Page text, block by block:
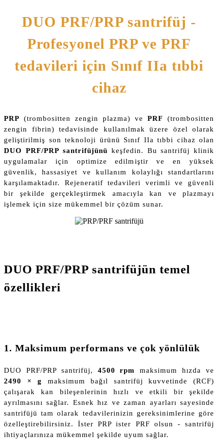
DUO PRF/PRP santrifüj -
Profesyonel PRP ve PRF
tedavileri için Sınıf IIa tıbbi
cihaz
PRP (trombositten zengin plazma) ve PRF (trombositten
zengin fibrin) tedavisinde kullanılmak üzere özel olarak
geliştirilmiş son teknoloji ürünü Sınıf IIa tıbbi cihaz olan
DUO
PRF/PRP santrifüjünü keşfedin. Bu santrifüj klinik
uygulamalar için optimize edilmiştir ve en yüksek
güvenlik, hassasiyet ve kullanım kolaylığı standartlarını
karşılamaktadır. Rejeneratif tedavileri verimli ve güvenli
bir şekilde gerçekleştirmek amacıyla kan ve plazmayı
işlemek için size mükemmel bir çözüm sunar.
DUO PRF/PRP santrifüjün temel
özellikleri
1. Maksimum performans ve çok yönlülük
DUO PRF/PRP santrifüj, 4500 rpm
maksimum hızda ve
2490 × g
maksimum bağıl santrifüj kuvvetinde (RCF)
çalışarak kan bileşenlerinin hızlı ve etkili bir şekilde
ayrılmasını sağlar. Esnek hız ve zaman ayarları sayesinde
santrifüjü tam olarak tedavilerinizin gereksinimlerine göre
özelleştirebilirsiniz. İster PRP ister PRF olsun - santrifüj
ihtiyaçlarınıza mükemmel şekilde uyum sağlar.